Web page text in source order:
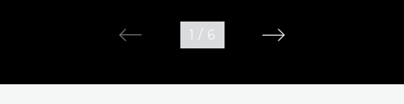
1 / 6